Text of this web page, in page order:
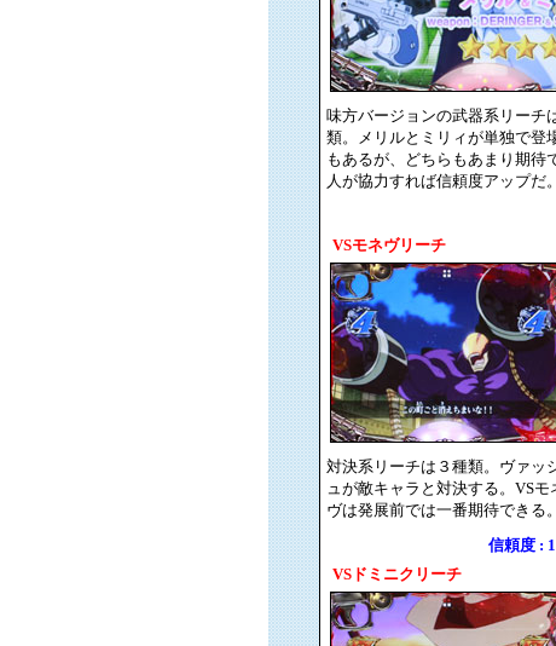
味方バージョンの武器系リーチ
類。メリルとミリィが単独で登
もあるが、どちらもあまり期待
人が協力すれば信頼度アップだ。
VSモネヴリーチ
対決系リーチは３種類。ヴァッ
ュが敵キャラと対決する。VSモ
ヴは発展前では一番期待できる。
信頼度 :
VSドミニクリーチ